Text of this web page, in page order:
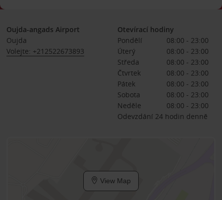
Oujda-angads Airport
Oujda
Volejte: +212522673893
Otevírací hodiny
Pondělí
08:00 - 23:00
Úterý
08:00 - 23:00
Středa
08:00 - 23:00
Čtvrtek
08:00 - 23:00
Pátek
08:00 - 23:00
Sobota
08:00 - 23:00
Neděle
08:00 - 23:00
Odevzdání 24 hodin denně
View Map